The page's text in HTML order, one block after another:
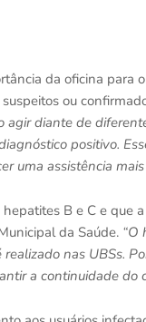
da oficina para
ou
diante de
positivo.
uma assistência
B e C e que
da Saúde. “O
nas UBSs.
a continuidade do